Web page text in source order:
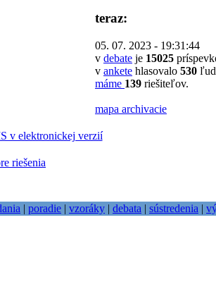
teraz:
05. 07. 2023 - 19:31:44
v debate je 15025
v ankete hlasovalo 530
máme 139 riešiteľov.
mapa archivacie
v elektronickej verzií
riešenia
| poradie | vzoráky | debata | sústredenia |